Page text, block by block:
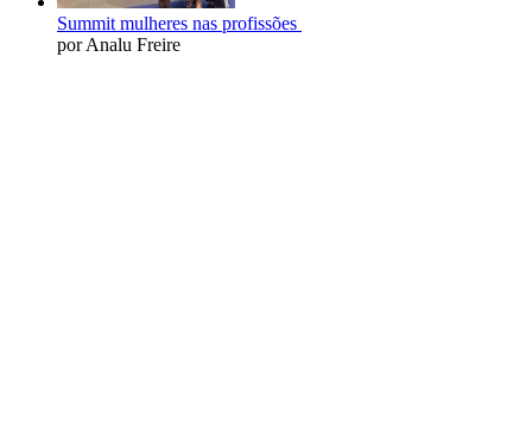
Summit mulheres nas profissões
por Analu Freire